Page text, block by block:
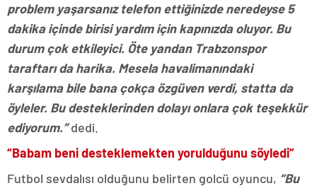
problem yaşarsanız telefon ettiğinizde neredeyse 5
dakika içinde birisi yardım için kapınızda oluyor. Bu
durum çok etkileyici. Öte yandan Trabzonspor
taraftarı da harika. Mesela havalimanındaki
karşılama bile bana çokça özgüven verdi, statta da
öyleler. Bu desteklerinden dolayı onlara çok teşekkür
ediyorum.”dedi.
“Babam beni desteklemekten yorulduğunu söyledi”
Futbol sevdalısı olduğunu belirten golcü oyuncu, “Bu